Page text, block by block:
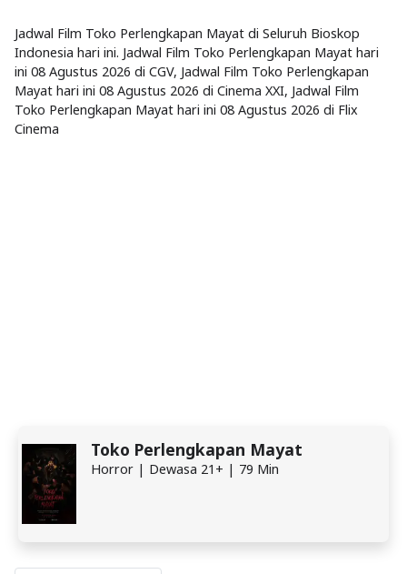
Jadwal Film Toko Perlengkapan Mayat di Seluruh Bioskop
Indonesia hari ini. Jadwal Film Toko Perlengkapan Mayat hari
ini 08 Agustus 2026 di CGV, Jadwal Film Toko Perlengkapan
Mayat hari ini 08 Agustus 2026 di Cinema XXI, Jadwal Film
Toko Perlengkapan Mayat hari ini 08 Agustus 2026 di Flix
Cinema
Toko Perlengkapan Mayat
Horror | Dewasa 21+ | 79 Min